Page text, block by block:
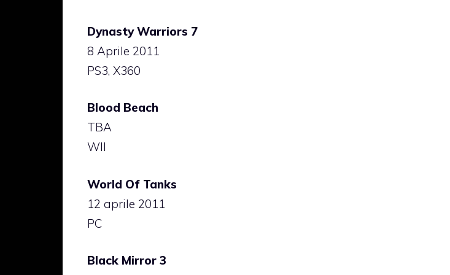
Dynasty Warriors 7
8 Aprile 2011
PS3, X360
Blood Beach
TBA
WII
World Of Tanks
12 aprile 2011
PC
Black Mirror 3